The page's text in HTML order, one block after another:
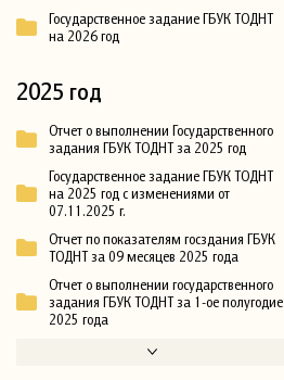
Государственное задание ГБУК ТОДНТ
на 2026 год
2025 год
Отчет о выполнении Государственного
задания ГБУК ТОДНТ за 2025 год
Государственное задание ГБУК ТОДНТ
на 2025 год с изменениями от
07.11.2025 г.
Отчет по показателям госздания ГБУК
ТОДНТ за 09 месяцев 2025 года
Отчет о выполнении государственного
задания ГБУК ТОДНТ за 1-ое полугодие
2025 года